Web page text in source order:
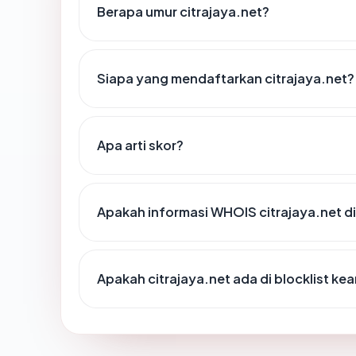
Berapa umur citrajaya.net?
Siapa yang mendaftarkan citrajaya.net?
Apa arti skor?
Apakah informasi WHOIS citrajaya.net
Apakah citrajaya.net ada di blocklist